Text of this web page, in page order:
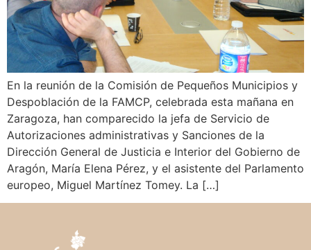
En la reunión de la Comisión de Pequeños Municipios y
Despoblación de la FAMCP, celebrada esta mañana en
Zaragoza, han comparecido la jefa de Servicio de
Autorizaciones administrativas y Sanciones de la
Dirección General de Justicia e Interior del Gobierno de
Aragón, María Elena Pérez, y el asistente del Parlamento
europeo, Miguel Martínez Tomey. La […]